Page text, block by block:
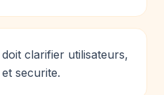
clarifier utilisateurs,
securite.